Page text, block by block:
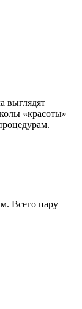
выглядят
«красоты»
Всего пару